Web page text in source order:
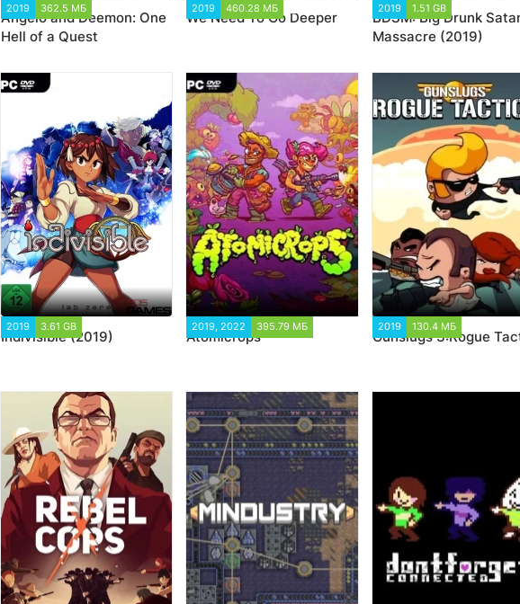
2019 362.5 МБ
Angelo and Deemon: One
Hell of a Quest
2019 460.28 МБ
We Need To Go Deeper
2019 1.51 GB
BDSM: Big Drunk
Massacre (2019)
2019 3.61 GB
Indivisible (2019)
2019, 2022
395.79 МБ
Atomicrops
2019 130.4 МБ
Gunslugs 3:Rogue